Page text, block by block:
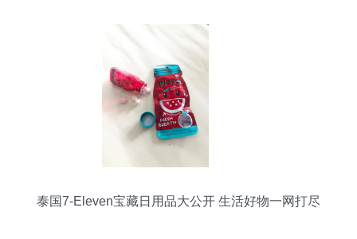
泰国7-Eleven宝藏日用品大公开 生活好物一网打尽